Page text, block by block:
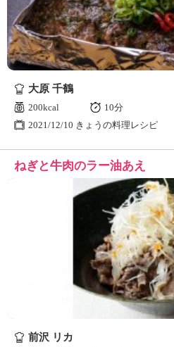
大原 千鶴
200kcal
10分
2021/12/10 きょうの料理レシピ
ねぎと牛肉のラー油あえ
前沢 リカ